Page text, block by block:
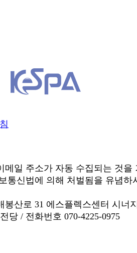
메일 주소가 자동 수집되는 것을
통신법에 의해 처벌됨을 유념하
봉산로 31 에스플렉스센터 시너
당 / 전화번호 070-4225-0975